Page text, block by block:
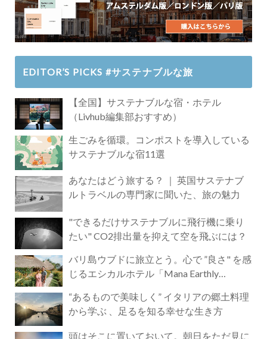
EDITOR’S PICKS #サステナブルな旅
【全国】サステナブルな宿・ホテル
（Livhub編集部おすすめ）
生ごみを循環。コンポストを導入している
サステナブルな宿11選
あなたはどう旅する？ ｜ 英国サステナブ
ルトラベルの専門家に聞いた、旅の魅力
"できるだけサステナブルに飛行機に乗り
たい" CO2排出量を抑えて空を飛ぶには？
バリ島ウブドに旅立とう。心で ”良さ" を感
じるエシカルホテル「Mana Earthly
“あるもので美味しく” イタリアの郷土料理
から学ぶ 、足るを知る幸せな生き方
頭はそこに置いておいて。朝日をただ見に